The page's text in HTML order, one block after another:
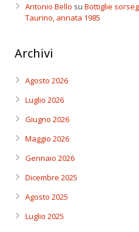
Antonio Bello su Bottiglie
Taurino, annata 1985
Archivi
Agosto 2026
Luglio 2026
Giugno 2026
Maggio 2026
Gennaio 2026
Dicembre 2025
Agosto 2025
Luglio 2025